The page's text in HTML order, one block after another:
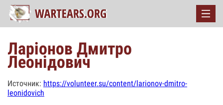
Ларіонов Дмитро
Леонідович
Источник: https://volunteer.su/content/larionov-dmitro-
leonidovich